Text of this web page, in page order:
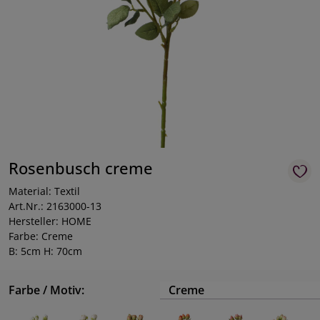
Rosenbusch creme
Material: Textil
Art.Nr.: 2163000-13
Hersteller: HOME
Farbe: Creme
B: 5cm H: 70cm
Farbe / Motiv: Creme